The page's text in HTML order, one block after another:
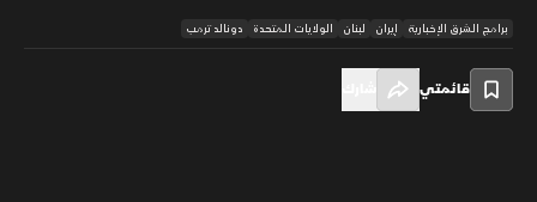
برامج الشرق الإخبارية إيران لبنان الولايات المتحدة دونالد ترمب
قائمتي